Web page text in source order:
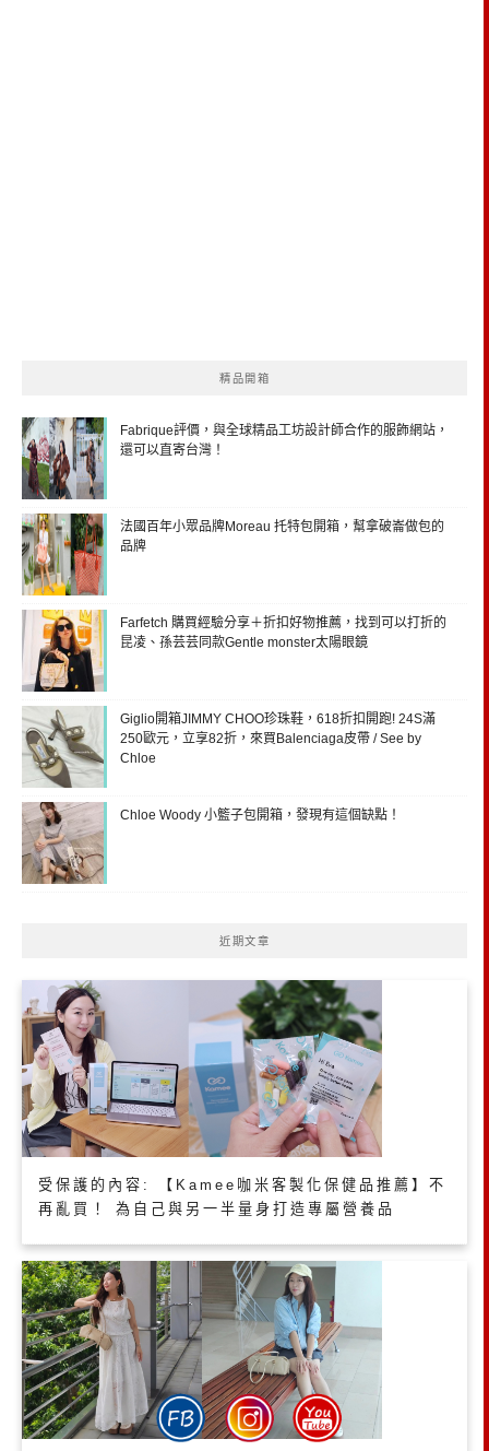
精品開箱
Fabrique評價，與全球精品工坊設計師合作的服飾網站，
還可以直寄台灣！
法國百年小眾品牌Moreau 托特包開箱，幫拿破崙做包的
品牌
Farfetch 購買經驗分享＋折扣好物推薦，找到可以打折的
昆凌、孫芸芸同款Gentle monster太陽眼鏡
Giglio開箱JIMMY CHOO珍珠鞋，618折扣開跑! 24S滿
250歐元，立享82折，來買Balenciaga皮帶 / See by
Chloe
Chloe Woody 小籃子包開箱，發現有這個缺點！
近期文章
受保護的內容: 【Kamee咖米客製化保健品推薦】不
再亂買！ 為自己與另一半量身打造專屬營養品